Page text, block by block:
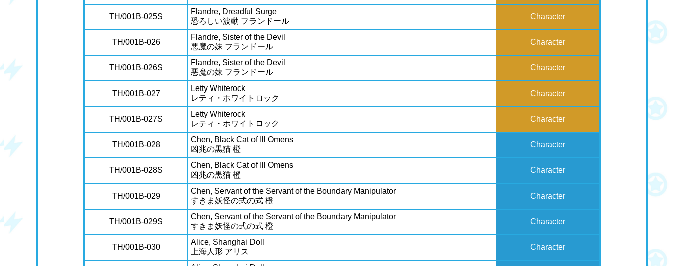
TH/001B-025S
Flandre, Dreadful Surge
恐ろしい波動 フランドール
Character
TH/001B-026
Flandre, Sister of the Devil
悪魔の妹 フランドール
Character
TH/001B-026S
Flandre, Sister of the Devil
悪魔の妹 フランドール
Character
TH/001B-027
Letty Whiterock
レティ・ホワイトロック
Character
TH/001B-027S
Letty Whiterock
レティ・ホワイトロック
Character
TH/001B-028
Chen, Black Cat of Ill Omens
凶兆の黒猫 橙
Character
TH/001B-028S
Chen, Black Cat of Ill Omens
凶兆の黒猫 橙
Character
TH/001B-029
Chen, Servant of the Servant of the Boundary Manipulator
すきま妖怪の式の式 橙
Character
TH/001B-029S
Chen, Servant of the Servant of the Boundary Manipulator
すきま妖怪の式の式 橙
Character
TH/001B-030
Alice, Shanghai Doll
上海人形 アリス
Character